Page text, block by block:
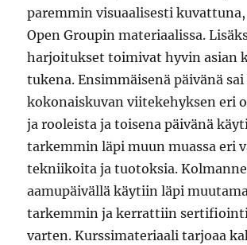
paremmin visuaalisesti
Open Groupin materiaalissa.
harjoitukset toimivat hyvin asian
tukena. Ensimmäisenä päivänä
kokonaiskuvan viitekehyksen eri
ja rooleista ja toisena päivänä
tarkemmin läpi muun muassa eri
tekniikoita ja tuotoksia.
aamupäivällä käytiin läpi
tarkemmin ja kerrattiin
varten. Kurssimateriaali tarjoaa